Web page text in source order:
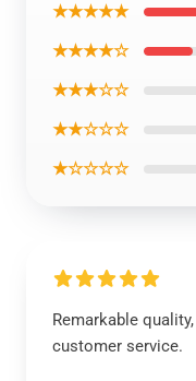
★★★★★
★★★★☆
★★★☆☆
★★☆☆☆
★☆☆☆☆
Remarkable
customer service.